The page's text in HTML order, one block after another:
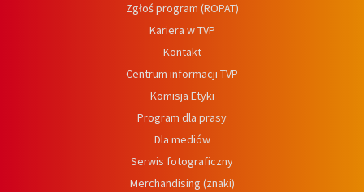
Zgłoś program (ROPAT)
Kariera w TVP
Kontakt
Centrum informacji TVP
Komisja Etyki
Program dla prasy
Dla mediów
Serwis fotograficzny
Merchandising (znaki)